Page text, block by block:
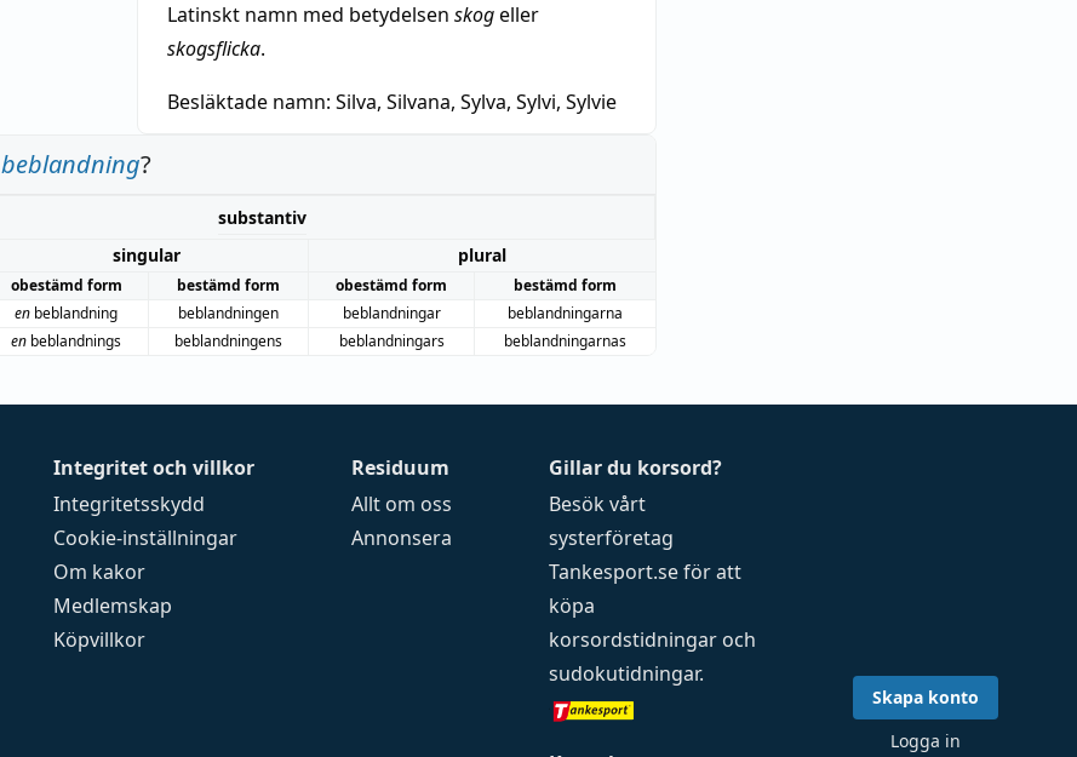
Latinskt namn med betydelsen skogeller
skogsflicka.
Besläktade namn: Silva, Silvana, Sylva, Sylvi, Sylvie
beblandning?
substantiv
singular
plural
obestämd form bestämd form obestämd form
bestämd form
en beblandning beblandningen beblandningar
beblandningarna
en beblandnings beblandningens beblandningars beblandningarnas
Integritet och villkor
Integritetsskydd
Cookie-inställningar
Om kakor
Medlemskap
Köpvillkor
Residuum
Allt om oss
Annonsera
Gillar du korsord?
Besök vårt
systerföretag
Tankesport.seför att
köpa
korsordstidningar och
sudokutidningar.
Skapa konto
Logga in